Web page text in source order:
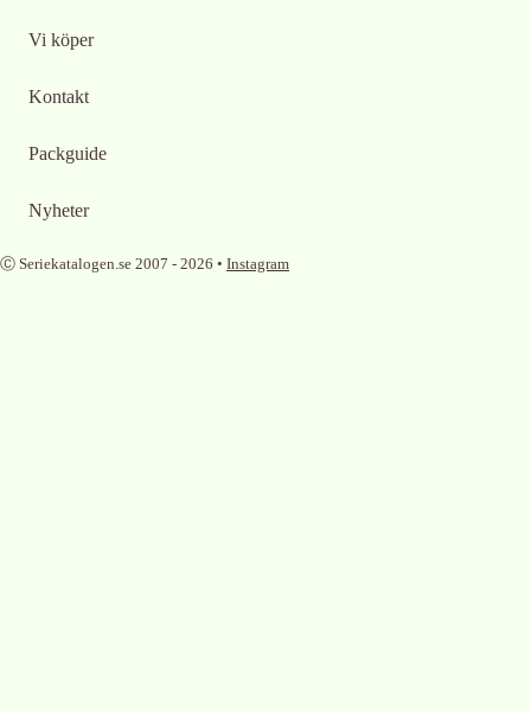
Vi köper
Kontakt
Packguide
Nyheter
Ⓒ Seriekatalogen.se 2007 - 2026 • Instagram